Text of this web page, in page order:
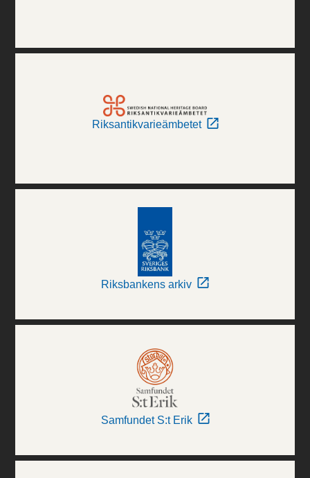
Riksantikvarieämbetet
Riksbankens arkiv
Samfundet S:t Erik